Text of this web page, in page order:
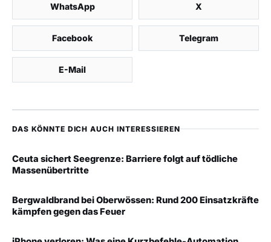
WhatsApp X
Facebook Telegram
E-Mail
DAS KÖNNTE DICH AUCH INTERESSIEREN
Ceuta sichert Seegrenze: Barriere folgt auf tödliche
Massenübertritte
Bergwaldbrand bei Oberwössen: Rund 200 Einsatzkräfte
kämpfen gegen das Feuer